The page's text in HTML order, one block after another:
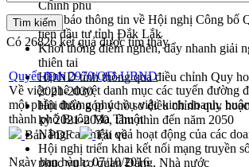
Chính phủ
Họp báo thông tin về Hội nghị Công bố
tiến đầu tư tỉnh Đắk Lắk
Khơi thông điểm nghẽn, đẩy nhanh giải
thiên tai
HĐND tỉnh thông qua điều chỉnh Quy
2021-2030
Hội thảo góp ý hồ sơ điều chỉnh quy
kỳ 2021-2030, tầm nhìn đến năm 2050
Nâng cao hiệu quả hoạt động của các
Hội nghị triển khai kết nối mạng truyền
phục vụ cơ quan Đảng, Nhà nước
Có 26826kết quả được tìm thấy
Quyết định 2970/QĐ-UBND
Về việc phê duyệt danh mục các tuyến đường
một phần đường phục vụ việc kinh doanh,
thành phố Buôn Ma Thuột
Bản PDF
Tải về
Ngày ban hành:07/10/2016